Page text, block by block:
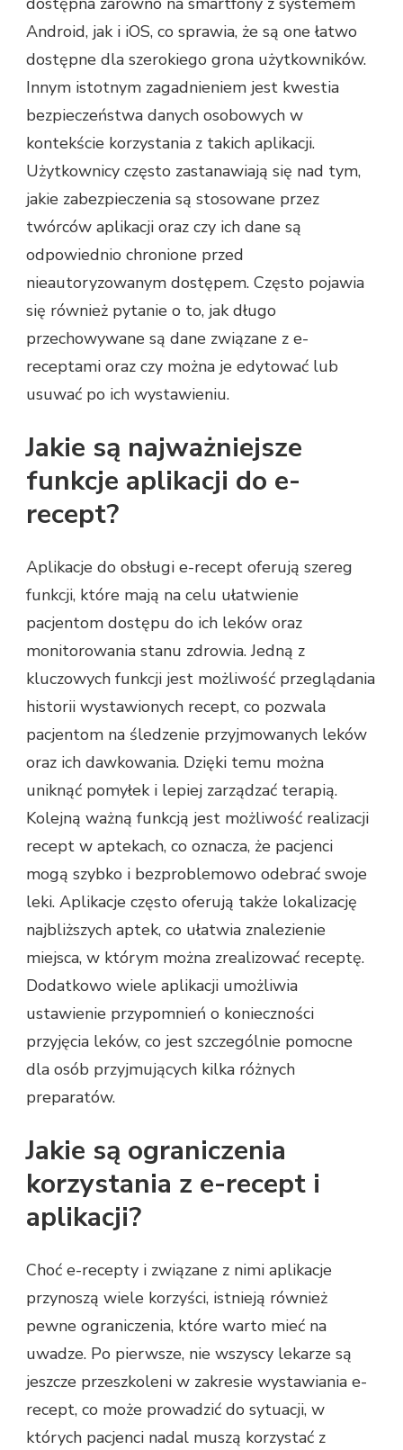
Android, jak i iOS, co sprawia, że są one łatwo
dostępne dla szerokiego grona użytkowników.
Innym istotnym zagadnieniem jest kwestia
bezpieczeństwa danych osobowych w
kontekście korzystania z takich aplikacji.
Użytkownicy często zastanawiają się nad tym,
jakie zabezpieczenia są stosowane przez
twórców aplikacji oraz czy ich dane są
odpowiednio chronione przed
nieautoryzowanym dostępem. Często pojawia
się również pytanie o to, jak długo
przechowywane są dane związane z e-
receptami oraz czy można je edytować lub
usuwać po ich wystawieniu.
Jakie są najważniejsze
funkcje aplikacji do e-
recept?
Aplikacje do obsługi e-recept oferują szereg
funkcji, które mają na celu ułatwienie
pacjentom dostępu do ich leków oraz
monitorowania stanu zdrowia. Jedną z
kluczowych funkcji jest możliwość przeglądania
historii wystawionych recept, co pozwala
pacjentom na śledzenie przyjmowanych leków
oraz ich dawkowania. Dzięki temu można
uniknąć pomyłek i lepiej zarządzać terapią.
Kolejną ważną funkcją jest możliwość realizacji
recept w aptekach, co oznacza, że pacjenci
mogą szybko i bezproblemowo odebrać swoje
leki. Aplikacje często oferują także lokalizację
najbliższych aptek, co ułatwia znalezienie
miejsca, w którym można zrealizować receptę.
Dodatkowo wiele aplikacji umożliwia
ustawienie przypomnień o konieczności
przyjęcia leków, co jest szczególnie pomocne
dla osób przyjmujących kilka różnych
preparatów.
Jakie są ograniczenia
korzystania z e-recept i
aplikacji?
Choć e-recepty i związane z nimi aplikacje
przynoszą wiele korzyści, istnieją również
pewne ograniczenia, które warto mieć na
uwadze. Po pierwsze, nie wszyscy lekarze są
jeszcze przeszkoleni w zakresie wystawiania e-
recept, co może prowadzić do sytuacji, w
których pacjenci nadal muszą korzystać z